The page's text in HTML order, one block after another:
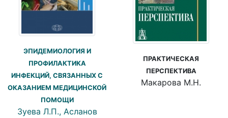
ЭПИДЕМИОЛОГИЯ И
ПРОФИЛАКТИКА
ИНФЕКЦИЙ, СВЯЗАННЫХ С
ОКАЗАНИЕМ МЕДИЦИНСКОЙ
ПОМОЩИ
Зуева Л.П., Асланов
ПРАКТИЧЕСКАЯ
ПЕРСПЕКТИВА
Макарова М.Н.